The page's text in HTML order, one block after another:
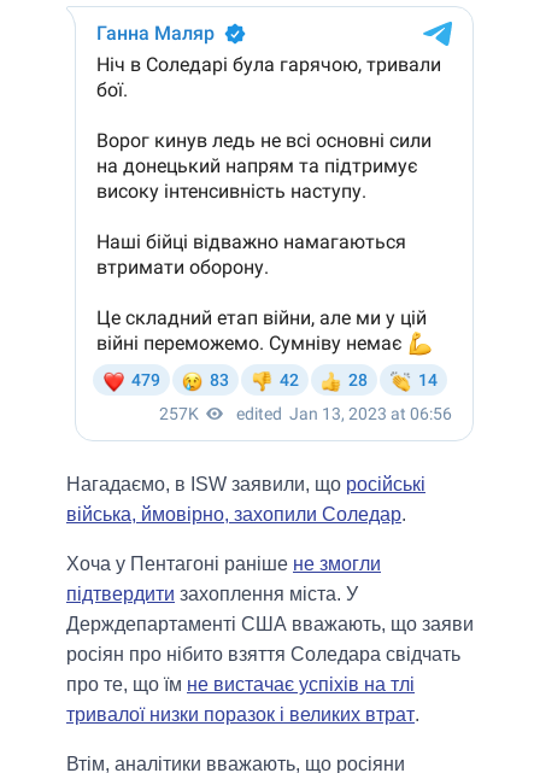
Нагадаємо, в ISW заявили, що російські
війська, ймовірно, захопили Соледар.
Хоча у Пентагоні раніше не змогли
підтвердити захоплення міста. У
Держдепартаменті США вважають, що заяви
росіян про нібито взяття Соледара свідчать
про те, що їм не вистачає успіхів на тлі
тривалої низки поразок і великих втрат.
Втім, аналітики вважають, що росіяни